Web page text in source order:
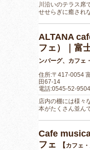
川沿いのテラス席
せせらぎに癒され
ALTANA
フェ）｜富
ンバーグ、カフェ
住所:〒417-0054
田67-14
電話:0545-52-9504
店内の棚には様々
本がたくさん並ん
Cafe
フェ
【カフェ